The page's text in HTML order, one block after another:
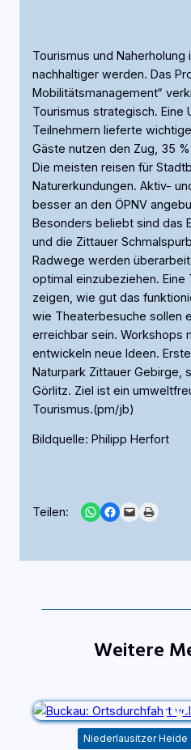
Tourismus und
nachhaltiger werden. Das
Mobilitätsmanagement“
Tourismus strategisch. Eine
Teilnehmern lieferte
Gäste nutzen den Zug, 35
Die meisten reisen für
Naturerkundungen. Aktiv-
besser an den ÖPNV
Besonders beliebt sind das
und die Zittauer
Radwege werden
optimal einzubeziehen. Eine
zeigen, wie gut das
wie Theaterbesuche sollen
erreichbar sein. Workshops
entwickeln neue Ideen.
Naturpark Zittauer Gebirge,
Görlitz. Ziel ist ein
Tourismus.(pm/jb)
Bildquelle: Philipp Herfort
Teilen: Share on WhatsApp
Share on Facebook
Email this PagePrint this Page
Weitere
Niederlausitzer Heide